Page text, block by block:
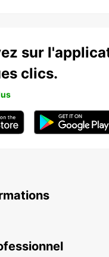
sur
clics.